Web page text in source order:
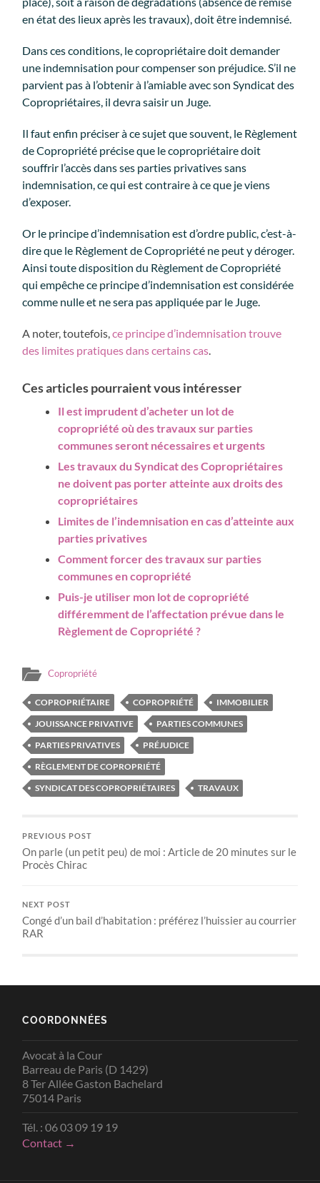
en état des lieux après les travaux), doit être indemnisé.
Dans ces conditions, le copropriétaire doit demander
une indemnisation pour compenser son préjudice. S’il ne
parvient pas à l’obtenir à l’amiable avec son Syndicat des
Copropriétaires, il devra saisir un Juge.
Il faut enfin préciser à ce sujet que souvent, le Règlement
de Copropriété précise que le copropriétaire doit
souffrir l’accès dans ses parties privatives sans
indemnisation, ce qui est contraire à ce que je viens
d’exposer.
Or le principe d’indemnisation est d’ordre public, c’est-à-
dire que le Règlement de Copropriété ne peut y déroger.
Ainsi toute disposition du Règlement de Copropriété
qui empêche ce principe d’indemnisation est considérée
comme nulle et ne sera pas appliquée par le Juge.
A noter, toutefois, ce principe d’indemnisation trouve
des limites pratiques dans certains cas
Ces articles pourraient vous intéresser
Il est imprudent d’acheter un lot de
copropriété où des travaux sur parties
communes seront nécessaires et urgents
Les travaux du Syndicat des Copropriétaires
ne doivent pas porter atteinte aux droits des
copropriétaires
Limites de l’indemnisation en cas d’atteinte aux
parties privatives
Comment forcer des travaux sur parties
communes en copropriété
Puis-je utiliser mon lot de copropriété
différemment de l’affectation prévue dans le
Règlement de Copropriété ?
Copropriété
COPROPRIÉTAIRE COPROPRIÉTÉ
IMMOBILIER
JOUISSANCE PRIVATIVE
PARTIES COMMUNES
PARTIES PRIVATIVES
PRÉJUDICE
RÈGLEMENT DE COPROPRIÉTÉ
SYNDICAT DES COPROPRIÉTAIRES
TRAVAUX
PREVIOUS POST
On parle (un petit peu) de moi : Article de 20 minutes sur le
Procès Chirac
NEXT POST
Congé d’un bail d’habitation : préférez l’huissier au courrier
RAR
COORDONNÉES
Avocat à la Cour
Barreau de Paris (D 1429)
8 Ter Allée Gaston Bachelard
75014 Paris
Tél. : 06 03 09 19 19
Contact →